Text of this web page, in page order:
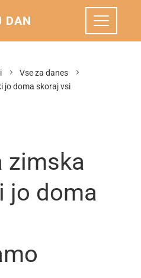
DAN
Vse za danes
jo doma skoraj vsi
zimska
jo doma